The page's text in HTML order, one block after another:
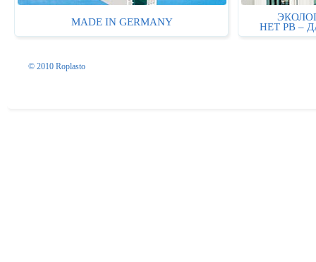
MADE IN GERMANY
НЕТ PB –
© 2010 Roplasto